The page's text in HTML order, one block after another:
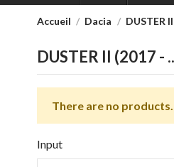
Accueil Dacia DUSTER
DUSTER II (2017 -
There are no products.
Input